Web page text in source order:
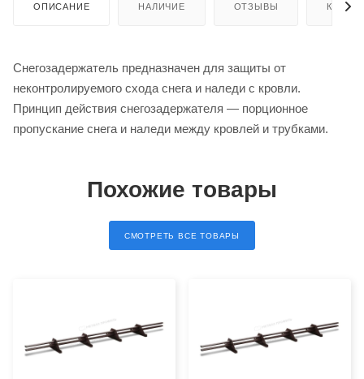
ОПИСАНИЕ НАЛИЧИЕ ОТЗЫВЫ КАК
Снегозадержатель предназначен для защиты от
неконтролируемого схода снега и наледи с кровли.
Принцип действия снегозадержателя — порционное
пропускание снега и наледи между кровлей и трубками.
Похожие товары
СМОТРЕТЬ ВСЕ ТОВАРЫ